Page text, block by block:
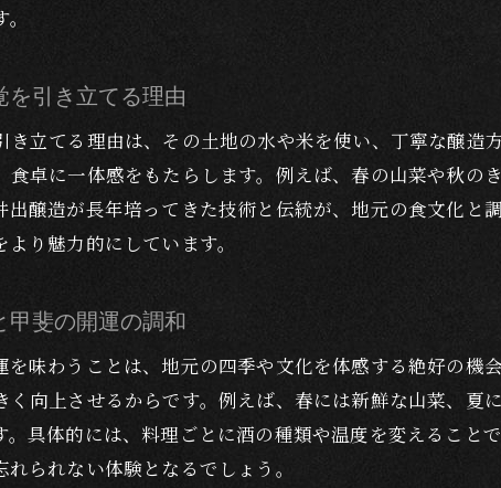
を引き立てる理由
立てる理由は、その土地の水や米を使い、丁寧な醸
卓に一体感をもたらします。例えば、春の山菜や秋の
醸造が長年培ってきた技術と伝統が、地元の食文化と
り魅力的にしています。
甲斐の開運の調和
を味わうことは、地元の四季や文化を体感する絶好の機
く向上させるからです。例えば、春には新鮮な山菜、
具体的には、料理ごとに酒の種類や温度を変えること
られない体験となるでしょう。